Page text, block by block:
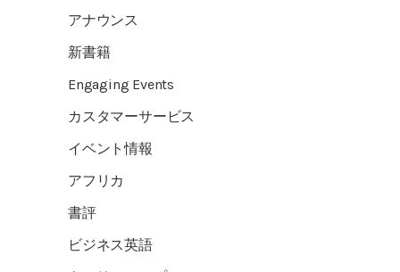
アナウンス
新書籍
Engaging Events
カスタマーサービス
イベント情報
アフリカ
書評
ビジネス英語